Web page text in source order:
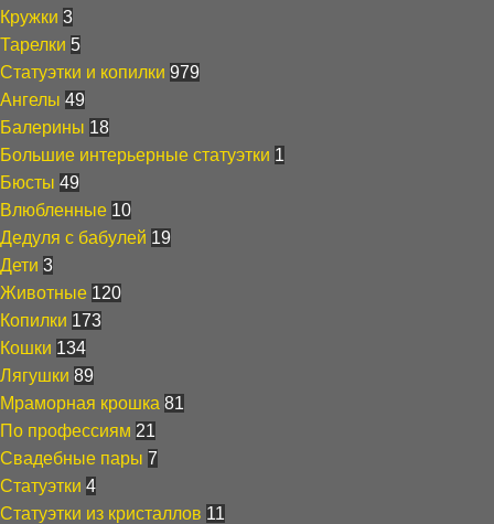
Кружки 3
Тарелки 5
Статуэтки и копилки 979
Ангелы 49
Балерины 18
Большие интерьерные статуэтки 1
Бюсты 49
Влюбленные 10
Дедуля с бабулей 19
Дети 3
Животные 120
Копилки 173
Кошки 134
Лягушки 89
Мраморная крошка 81
По профессиям 21
Свадебные пары 7
Статуэтки 4
Статуэтки из кристаллов 11